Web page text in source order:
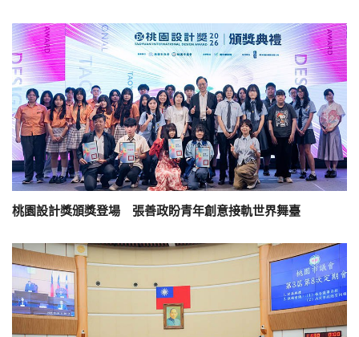
桃園設計獎頒獎登場 張善政盼青年創意接軌世界舞臺